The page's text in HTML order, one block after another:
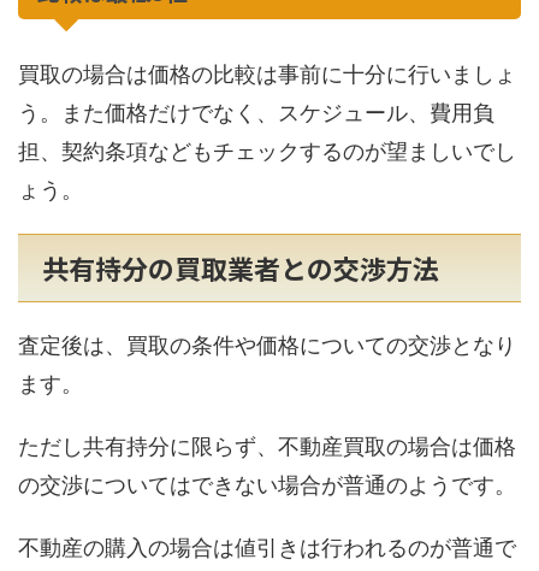
買取の場合は価格の比較は事前に十分に行いましょ
う。また価格だけでなく、スケジュール、費用負
担、契約条項などもチェックするのが望ましいでし
ょう。
共有持分の買取業者との交渉方法
査定後は、買取の条件や価格についての交渉となり
ます。
ただし共有持分に限らず、不動産買取の場合は価格
の交渉についてはできない場合が普通のようです。
不動産の購入の場合は値引きは行われるのが普通で